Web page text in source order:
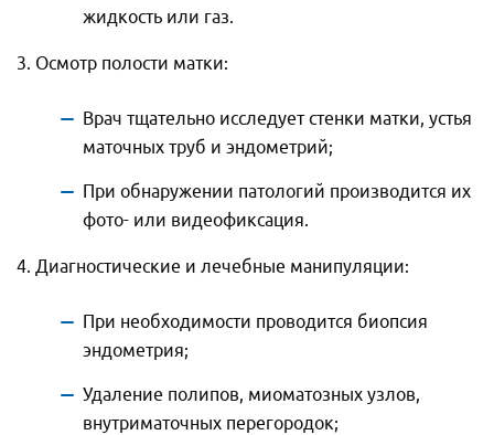
жидкость или газ.
3. Осмотр полости матки:
Врач тщательно исследует стенки матки, устья
маточных труб и эндометрий;
При обнаружении патологий производится их
фото- или видеофиксация.
4. Диагностические и лечебные манипуляции:
При необходимости проводится биопсия
эндометрия;
Удаление полипов, миоматозных узлов,
внутриматочных перегородок;